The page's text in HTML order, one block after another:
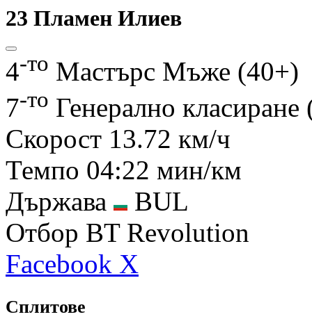
23 Пламен Илиев
4-то Мастърс Мъже (40+)
7-то Генерално
Скорост 13.72 км/ч
Темпо 04:22 мин/км
Държава
BUL
Отбор BT Revolution
Facebook X
Сплитове